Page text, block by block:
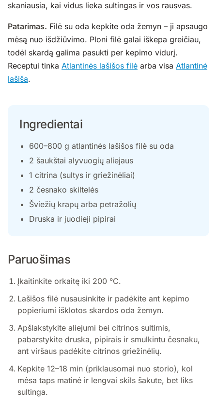
skaniausia, kai vidus lieka sultingas ir vos rausvas.
Patarimas. Filė su oda kepkite oda žemyn – ji apsaugo
mėsą nuo išdžiūvimo. Ploni filė galai iškepa greičiau,
todėl skardą galima pasukti per kepimo vidurį.
Receptui tinka Atlantinės lašišos filė arba visa Atlantinė
lašiša.
Ingredientai
600–800 g atlantinės lašišos filė su oda
2 šaukštai alyvuogių aliejaus
1 citrina (sultys ir griežinėliai)
2 česnako skiltelės
Šviežių krapų arba petražolių
Druska ir juodieji pipirai
Paruošimas
Įkaitinkite orkaitę iki 200 °C.
Lašišos filė nusausinkite ir padėkite ant kepimo
popieriumi išklotos skardos oda žemyn.
Apšlakstykite aliejumi bei citrinos sultimis,
pabarstykite druska, pipirais ir smulkintu česnaku,
ant viršaus padėkite citrinos griežinėlių.
Kepkite 12–18 min (priklausomai nuo storio), kol
mėsa taps matinė ir lengvai skils šakute, bet liks
sultinga.